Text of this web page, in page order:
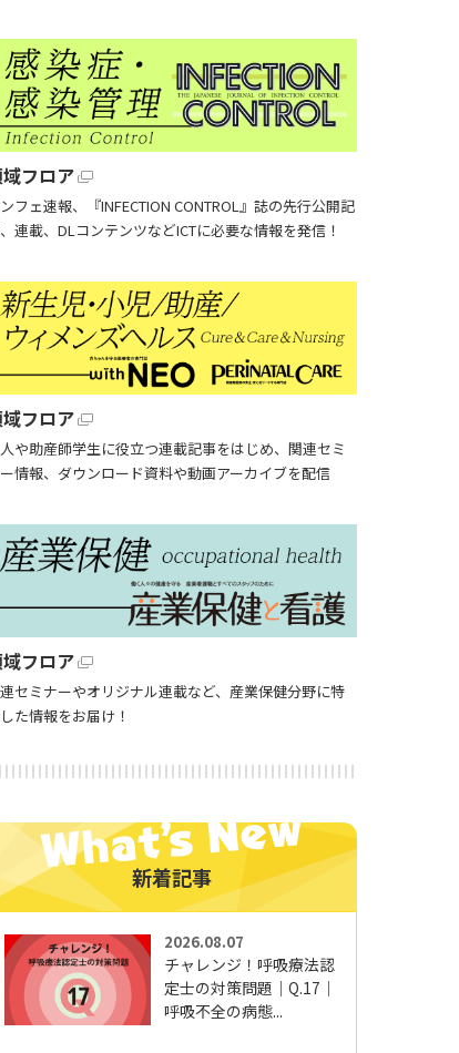
フロア
フェ速報、『INFECTION CONTROL』誌の先行公開記
連載、DLコンテンツなどICTに必要な情報を発信！
フロア
や助産師学生に役立つ連載記事をはじめ、関連セミ
情報、ダウンロード資料や動画アーカイブを配信
フロア
セミナーやオリジナル連載など、産業保健分野に特
た情報をお届け！
新着記事
2026.08.07
チャレンジ！呼吸療法認
定士の対策問題｜Q.17｜
呼吸不全の病態...